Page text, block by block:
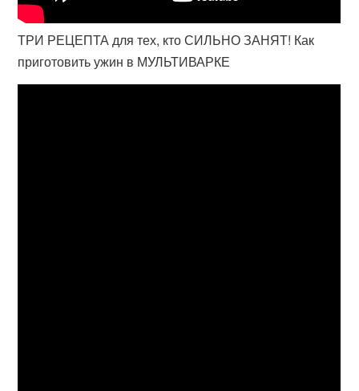
ТРИ РЕЦЕПТА для тех, кто СИЛЬНО ЗАНЯТ! Как
приготовить ужин в МУЛЬТИВАРКЕ